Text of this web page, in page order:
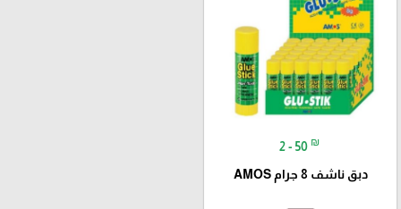
2 - 50 ₪
دبق ناشف 8 جرام AMOS